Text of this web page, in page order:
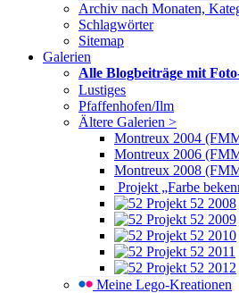
Archiv nach Monaten,
Schlagwörter
Sitemap
Galerien
Alle Blogbeiträge mit
Lustiges
Pfaffenhofen/Ilm
Ältere Galerien >
Montreux 2004
Montreux 2006
Montreux 2008
Projekt „Farbe
Projekt 52 2008
Projekt 52 2009
Projekt 52 2010
Projekt 52 2011
Projekt 52 2012
Meine Lego-Kreationen